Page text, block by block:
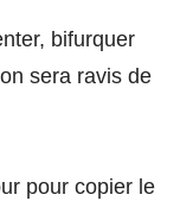
bifurquer
sera ravis de
pour copier le